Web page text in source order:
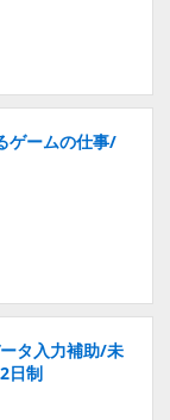
ゲームの仕事/
タ入力補助/未
日制